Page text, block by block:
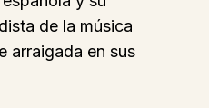
de la música
arraigada en sus